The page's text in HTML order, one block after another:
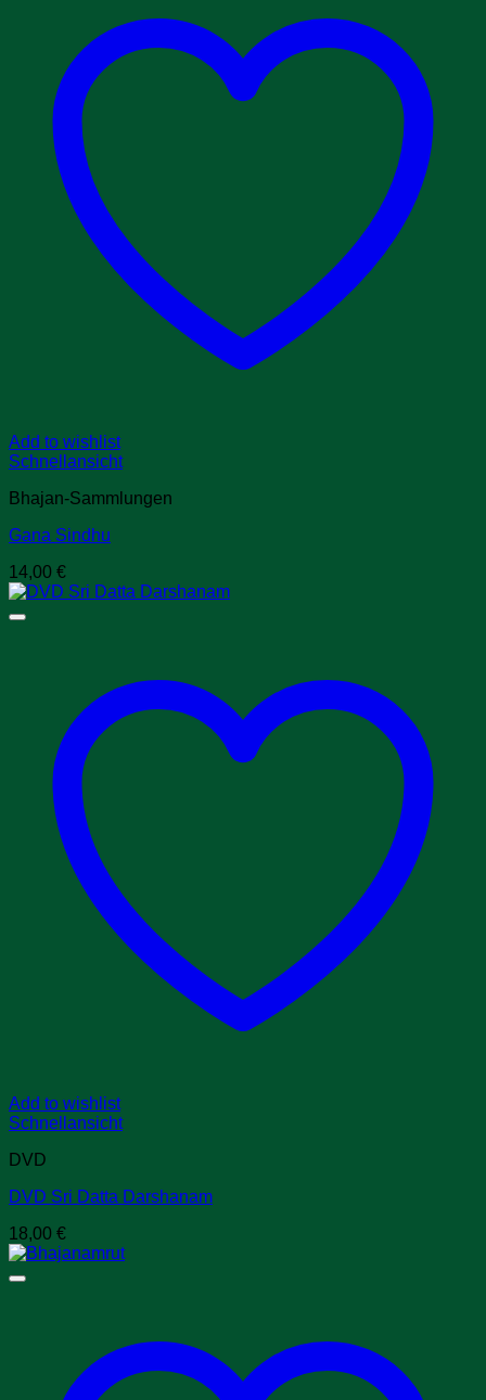
Add to wishlist
Schnellansicht
Bhajan-Sammlungen
Gana Sindhu
14,00 €
Add to wishlist
Schnellansicht
DVD
DVD Sri Datta Darshanam
18,00 €